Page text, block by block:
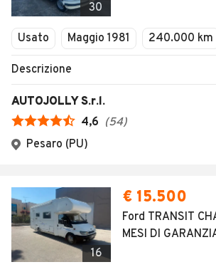
30
Usato Maggio 1981 240.000 km
Descrizione
AUTOJOLLY S.r.l.
4,6 (54)
Pesaro (PU)
16
€ 15.500
Ford TRANSIT
MESI DI